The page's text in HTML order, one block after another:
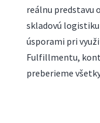
reálnu predstavu
skladovú
úsporami pri
Fulfillmentu,
preberieme